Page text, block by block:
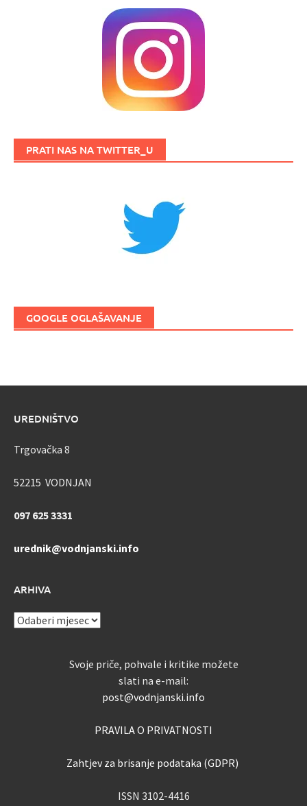
PRATI NAS NA TWITTER_U
GOOGLE OGLAŠAVANJE
UREDNIŠTVO
Trgovačka 8
52215 VODNJAN
097 625 3331
urednik@vodnjanski.info
ARHIVA
ARHIVA
Svoje priče, pohvale i kritike možete
slati na e-mail:
post@vodnjanski.info
PRAVILA O PRIVATNOSTI
Zahtjev za brisanje podataka (GDPR)
ISSN 3102-4416